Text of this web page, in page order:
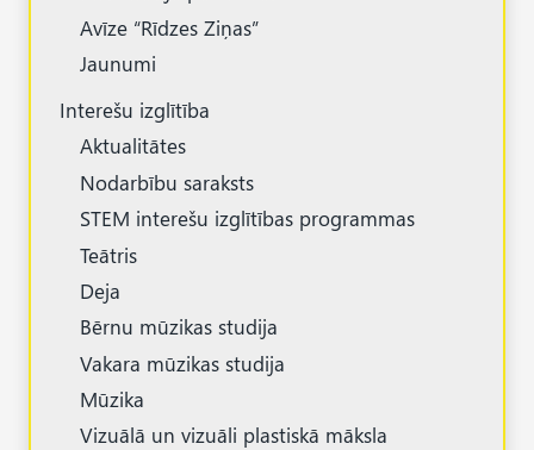
Avīze “Rīdzes Ziņas”
Jaunumi
Interešu izglītība
Aktualitātes
Nodarbību saraksts
STEM interešu izglītības programmas
Teātris
Deja
Bērnu mūzikas studija
Vakara mūzikas studija
Mūzika
Vizuālā un vizuāli plastiskā māksla